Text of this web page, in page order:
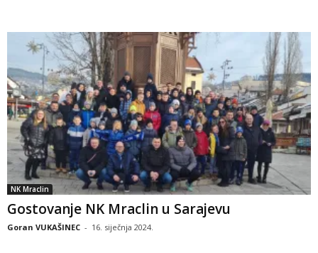
NK Mraclin
Gostovanje NK Mraclin u Sarajevu
Goran VUKAŠINEC - 16. siječnja 2024.